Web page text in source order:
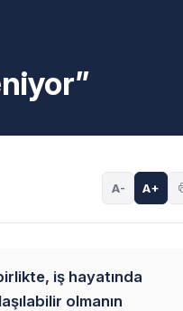
A- A+
iş hayatında
olmanın